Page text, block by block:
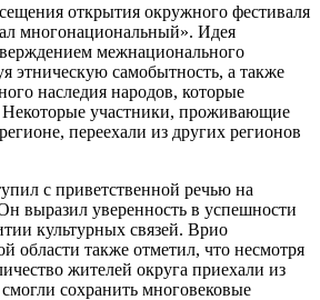
открытия окружного фестиваля
многонациональный». Идея
межнационального
этническую самобытность, а также
наследия народов, которые
участники, проживающие
переехали из других регионов
с приветственной речью на
выразил уверенность в успешности
культурных связей. Врио
области также отметил, что несмотря
жителей округа приехали из
сохранить многовековые